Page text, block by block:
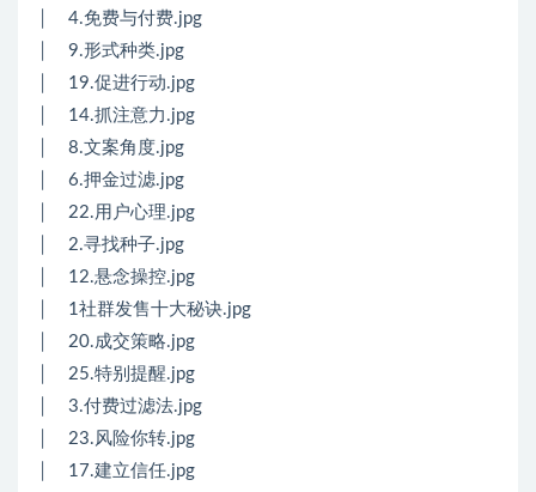
│ 4.免费与付费.jpg
│ 9.形式种类.jpg
│ 19.促进行动.jpg
│ 14.抓注意力.jpg
│ 8.文案角度.jpg
│ 6.押金过滤.jpg
│ 22.用户心理.jpg
│ 2.寻找种子.jpg
│ 12.悬念操控.jpg
│ 1社群发售十大秘诀.jpg
│ 20.成交策略.jpg
│ 25.特别提醒.jpg
│ 3.付费过滤法.jpg
│ 23.风险你转.jpg
│ 17.建立信任.jpg